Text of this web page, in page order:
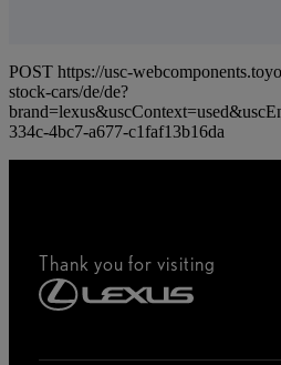
POST https://usc-
stock-cars/de/de?
334c-4bc7-a677-c1faf13b16da
Thank you for visiting